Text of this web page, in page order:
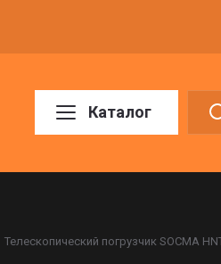
Каталог
Телескопический погрузчик SOCMA